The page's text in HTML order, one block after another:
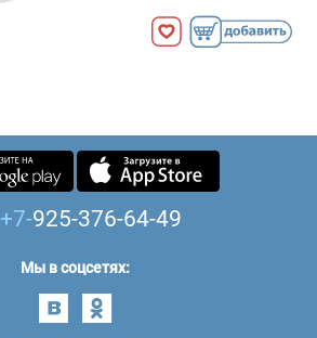
+7-925-376-64-49
Мы в соцсетях: